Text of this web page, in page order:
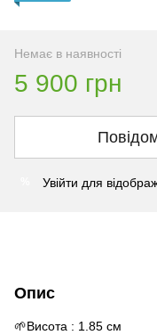
Немає в наявності
5 900 грн
Увійти для
Опис
🌱Висота : 1.85 см